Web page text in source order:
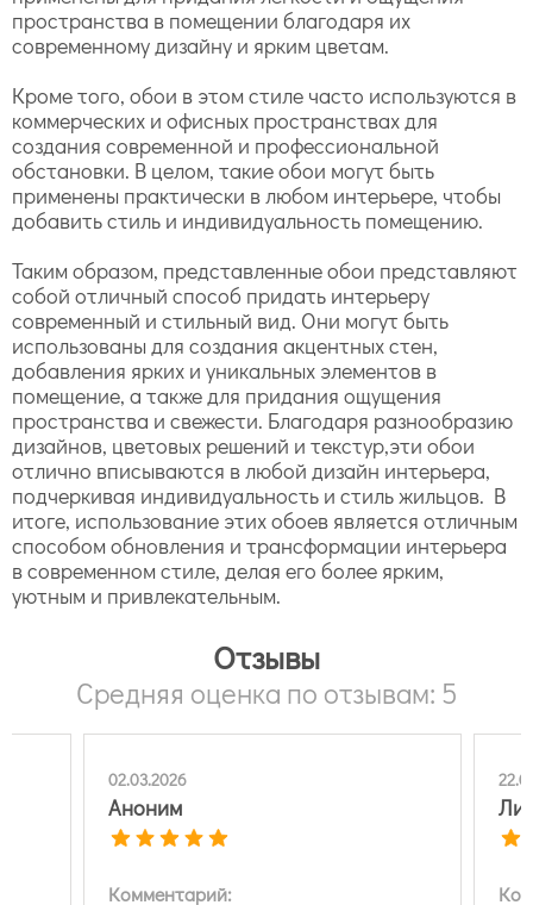
пространства в помещении благодаря их
современному дизайну и ярким цветам.
Кроме того, обои в этом стиле часто используются в
коммерческих и офисных пространствах для
создания современной и профессиональной
обстановки. В целом, такие обои могут быть
применены практически в любом интерьере, чтобы
добавить стиль и индивидуальность помещению.
Таким образом, представленные обои представляют
собой отличный способ придать интерьеру
современный и стильный вид. Они могут быть
использованы для создания акцентных стен,
добавления ярких и уникальных элементов в
помещение, а также для придания ощущения
пространства и свежести. Благодаря разнообразию
дизайнов, цветовых решений и текстур,эти обои
отлично вписываются в любой дизайн интерьера,
подчеркивая индивидуальность и стиль жильцов. В
итоге, использование этих обоев является отличным
способом обновления и трансформации интерьера
в современном стиле, делая его более ярким,
уютным и привлекательным.
Отзывы
Средняя оценка по отзывам: 5
22.02.2026
Линара Б.
Комментарий:
др